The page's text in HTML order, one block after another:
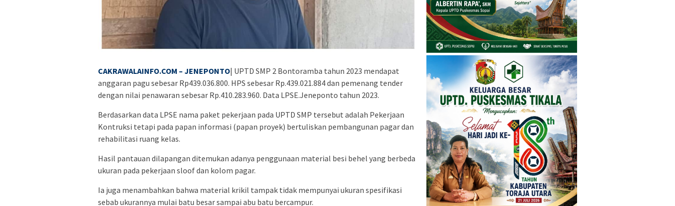
CAKRAWALAINFO.COM – JENEPONTO| UPTD SMP 2 Bontoramba tahun 2023 mendapat
anggaran pagu sebesar Rp439.036.800. HPS sebesar Rp.439.021.884 dan pemenang tender
dengan nilai penawaran sebesar Rp.410.283.960. Data LPSE.Jeneponto tahun 2023.
Berdasarkan data LPSE nama paket pekerjaan pada UPTD SMP tersebut adalah Pekerjaan
Kontruksi tetapi pada papan informasi (papan proyek) bertuliskan pembangunan pagar dan
rehabilitasi ruang kelas.
Hasil pantauan dilapangan ditemukan adanya penggunaan material besi behel yang berbeda
ukuran pada pekerjaan sloof dan kolom pagar.
Ia juga menambahkan bahwa material krikil tampak tidak mempunyai ukuran spesifikasi
sebab ukurannya mulai batu besar sampai abu batu bercampur.